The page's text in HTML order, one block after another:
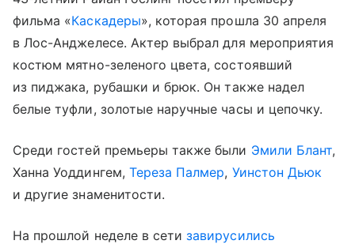
фильма «Каскадеры», которая прошла 30 апреля
в Лос-Анджелесе. Актер выбрал для мероприятия
костюм мятно-зеленого цвета, состоявший
из пиджака, рубашки и брюк. Он также надел
белые туфли, золотые наручные часы и цепочку.
Среди гостей премьеры также были Эмили Блант,
Ханна Уоддингем, Тереза Палмер, Уинстон Дьюк
и другие знаменитости.
На прошлой неделе в сетизавирусились